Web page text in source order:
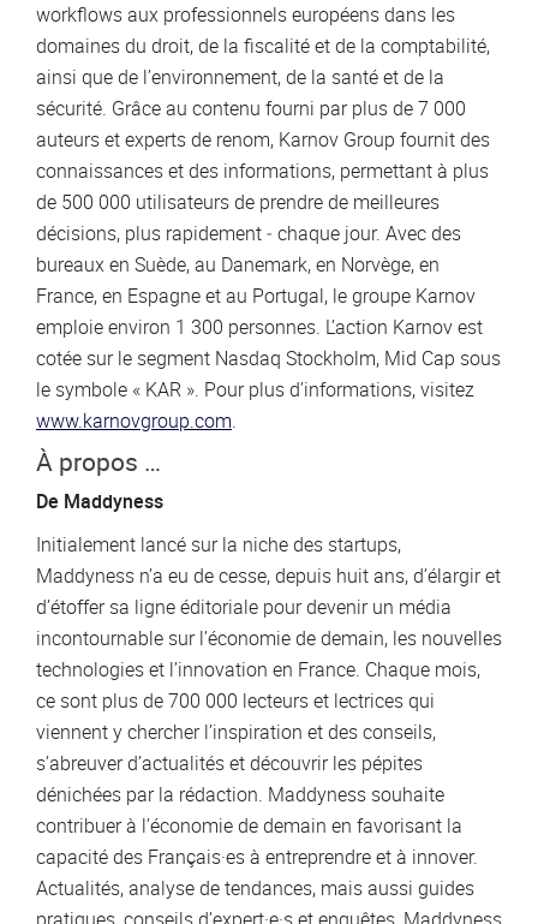
workflows aux professionnels européens dans les
domaines du droit, de la fiscalité et de la comptabilité,
ainsi que de l’environnement, de la santé et de la
sécurité. Grâce au contenu fourni par plus de 7 000
auteurs et experts de renom, Karnov Group fournit des
connaissances et des informations, permettant à plus
de 500 000 utilisateurs de prendre de meilleures
décisions, plus rapidement ‑ chaque jour. Avec des
bureaux en Suède, au Danemark, en Norvège, en
France, en Espagne et au Portugal, le groupe Karnov
emploie environ 1 300 personnes. L’action Karnov est
cotée sur le segment Nasdaq Stockholm, Mid Cap sous
le symbole « KAR ». Pour plus d’informations, visitez
www.karnovgroup.com.
À propos …
De Maddyness
Initialement lancé sur la niche des startups,
Maddyness n’a eu de cesse, depuis huit ans, d’élargir et
d’étoffer sa ligne éditoriale pour devenir un média
incontournable sur l’économie de demain, les nouvelles
technologies et l’innovation en France. Chaque mois,
ce sont plus de 700 000 lecteurs et lectrices qui
viennent y chercher l’inspiration et des conseils,
s’abreuver d’actualités et découvrir les pépites
dénichées par la rédaction. Maddyness souhaite
contribuer à l’économie de demain en favorisant la
capacité des Français·es à entreprendre et à innover.
Actualités, analyse de tendances, mais aussi guides